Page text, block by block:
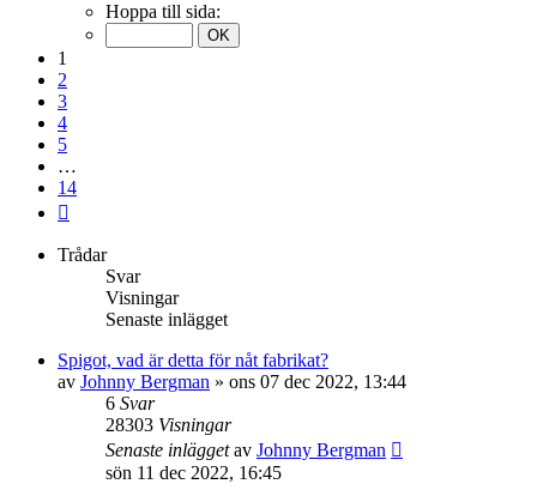
Hoppa till sida:
1
2
3
4
5
…
14
Trådar
Svar
Visningar
Senaste inlägget
Spigot, vad är detta för nåt fabrikat?
av Johnny Bergman » ons 07 dec 2022, 13:44
6 Svar
28303 Visningar
Senaste inläggetav Johnny Bergman
sön 11 dec 2022, 16:45